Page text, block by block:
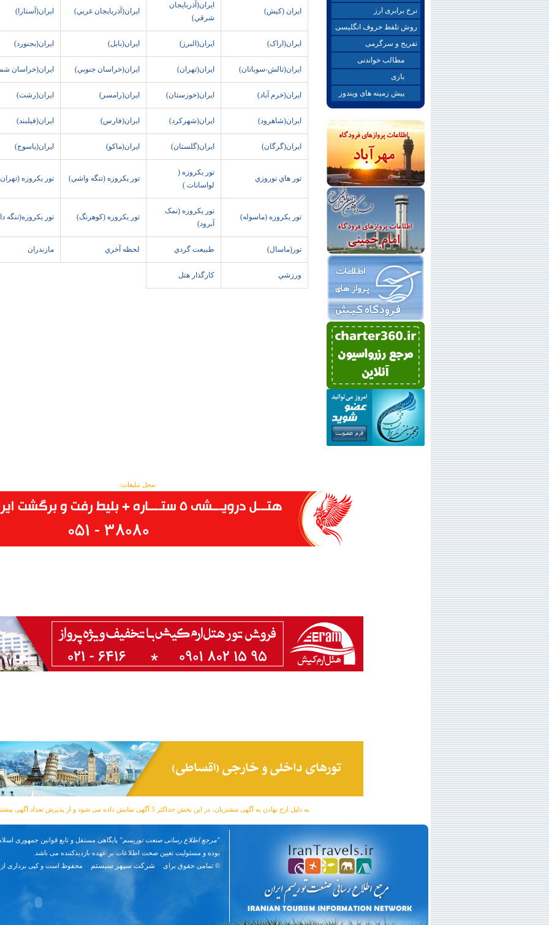
ايران (کيش)
ايران(آذربايجان
شرقي)
ايران(آذربايجان غربي) ايران(آستارا)
ايران(اراک) ايران(البرز) ايران(بابل) ايران(بجنورد)
ايران(تالش-سوباتان) ايران(تهران) ايران(خراسان جنوبي) ايران(خراسان
ايران(خرم آباد) ايران(خوزستان) ايران(رامسر) ايران(رشت)
ايران(شاهرود) ايران(شهرکرد) ايران(فارس) ايران(فيلبند)
ايران(گرگان) ايران(گلستان) ايران(ماکو) ايران(ياسوج)
تور هاي نوروزي
تور يکروزه (
لواسانات )
تور يکروزه (تنگه واشي) تور يکروزه
تور يکروزه (ماسوله)
تور يکروزه (نمک
آبرود)
تور يکروزه (کوهرنگ) تور يکروزه(تنگه
تور(ماسال) طبيعت گردي لحظه آخري مازندران
ورزشي کارگذار هتل
نرخ برابری ارز
روش تلفظ حروف انگلیسی
تفریح و سرگرمی
مطالب خواندنی
بازی
پیش زمینه های ویندوز
محل تبلیغات:
به دلیل ارج نهادن به آگهی مشتریان، در این بخش حداکثر 5 آگهی نمایش داده می شود و از پذیرش تعداد آگهی بیشتر معذوریم.
"مرجع اطلاع رسانی صنعت توریسم" پایگاهی مستقل و تابع قوانین جمهوری
بوده و مسئوليت تعیین صحت اطلاعات بر عهده بازدیدکننده می باشد.
© تمامی حقوق برای
شرکت سپهر سیستم محفوظ است و کپی برداری